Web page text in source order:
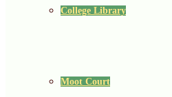
College Library
Moot Court